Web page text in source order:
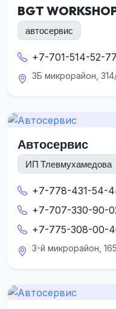
BGT
автосервис
+7-701-514-52-77
3Б микрорайон,
Автосервис
ИП Тлевмухамедова
+7-778-431-54-
+7-707-330-90-
+7-775-308-00-
3-й микрорайон,